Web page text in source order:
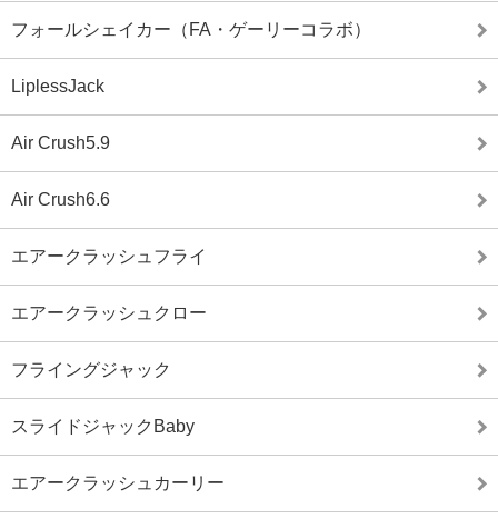
フォールシェイカー（FA・ゲーリーコラボ）
LiplessJack
Air Crush5.9
Air Crush6.6
エアークラッシュフライ
エアークラッシュクロー
フライングジャック
スライドジャックBaby
エアークラッシュカーリー